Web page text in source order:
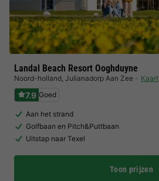
Landal Beach Resort Ooghduyne
Noord-holland, Julianadorp Aan Zee Kaart
7.9 Goed
Aan het strand
Golfbaan en Pitch&Puttbaan
Uitstap naar Texel
Toon prijzen